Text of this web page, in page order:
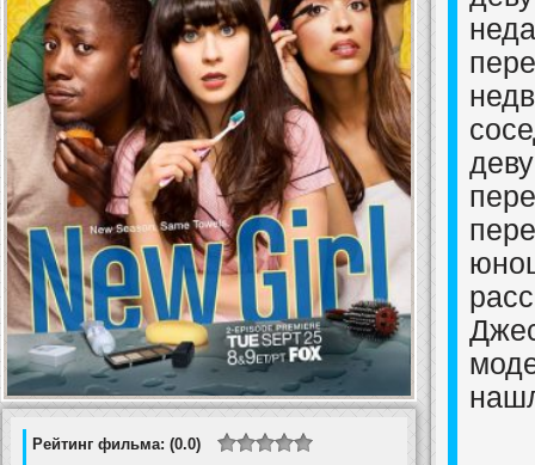
Рейтинг фильма: (0.0)